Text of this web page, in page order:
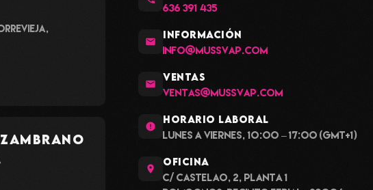
636 391 435
INFORMACIÓN
info@mussvap.com
VENTAS
ventas@mussvap.com
HORARIO LABORAL
Lunes a viernes, 10:00 – 17:00 (GMT+1)
OFICINA
C/ Castelao, 2, planta 1